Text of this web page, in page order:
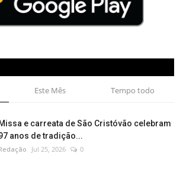
Este Mês Tempo todo
Missa e carreata de São Cristóvão celebram
anos de tradição...
Jul 25, 2026 0